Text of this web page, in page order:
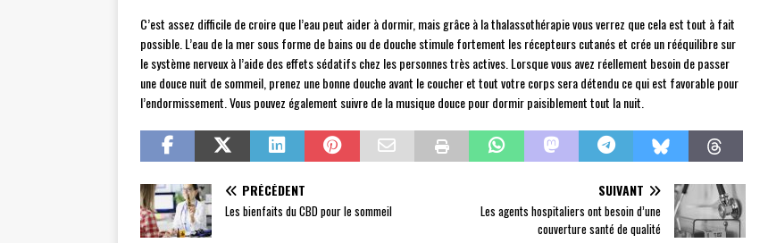
C’est assez difficile de croire que l’eau peut aider à dormir, mais grâce à la thalassothérapie vous verrez que cela est tout à fait
possible. L’eau de la mer sous forme de bains ou de douche stimule fortement les récepteurs cutanés et crée un rééquilibre sur
le système nerveux à l’aide des effets sédatifs chez les personnes très actives. Lorsque vous avez réellement besoin de passer
une douce nuit de sommeil, prenez une bonne douche avant le coucher et tout votre corps sera détendu ce qui est favorable pour
l’endormissement. Vous pouvez également suivre de la musique douce pour dormir paisiblement tout la nuit.
PRÉCÉDENT
Les bienfaits du CBD pour le sommeil
SUIVANT
Les agents hospitaliers ont besoin d’une
couverture santé de qualité